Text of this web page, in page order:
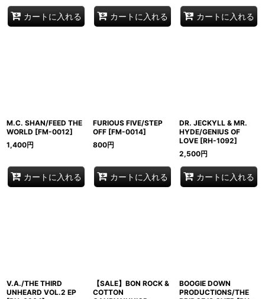
カートに入れる カートに入れる カートに入れる
M.C. SHAN/FEED THE
WORLD [FM-0012]
1,400円
カートに入れる
FURIOUS FIVE/STEP
OFF [FM-0014]
800円
カートに入れる
DR. JECKYLL & MR.
HYDE/GENIUS OF
LOVE [RH-1092]
2,500円
カートに入れる
V.A./THE THIRD
UNHEARD VOL.2 EP
【SALE】BON ROCK &
COTTON
BOOGIE DOWN
PRODUCTIONS/THE